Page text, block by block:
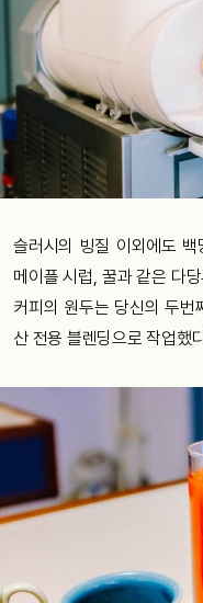
슬러시의 빙질 이외에도
메이플 시럽, 꿀과 같은 다
커피의 원두는 당신의 두
산 전용 블렌딩으로 작업했